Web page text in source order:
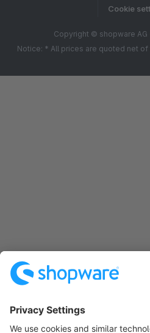
Cookie
Copyright © shopware
Notice: * All prices are quoted net